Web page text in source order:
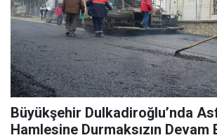
Büyükşehir Dulkadiroğlu’nda
Hamlesine Durmaksızın Devam